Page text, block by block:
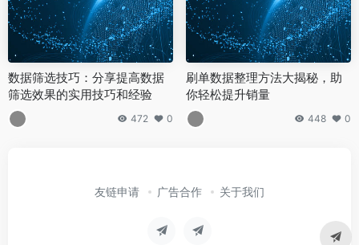
数据筛选技巧：分享提高数据
筛选效果的实用技巧和经验
472 0
刷单数据整理方法大揭秘，助
你轻松提升销量
448 0
友链申请 广告合作 关于我们